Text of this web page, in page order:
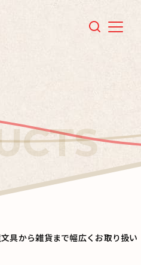
Menu
具から雑貨まで幅広くお取り扱い